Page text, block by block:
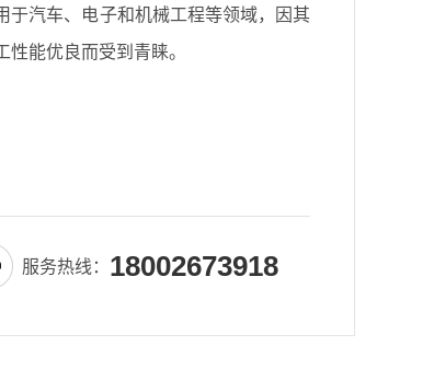
于汽车、电子和机械工程等领域，因其
能优良而受到青睐。
服务热线： 18002673918